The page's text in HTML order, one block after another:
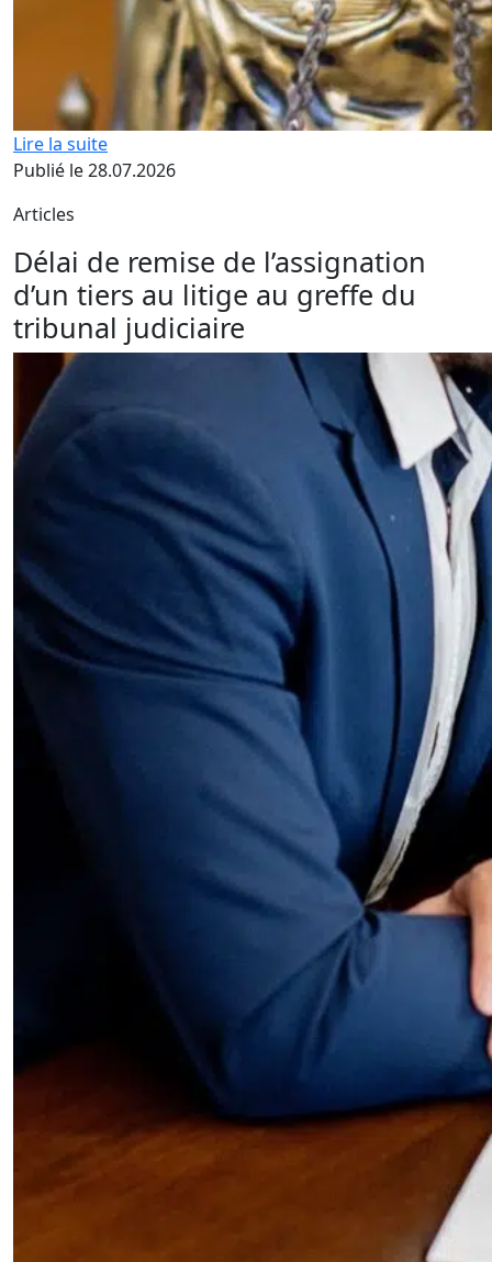
Lire la suite
Publié le 28.07.2026
Articles
Délai de remise de l’assignation
d’un tiers au litige au greffe du
tribunal judiciaire